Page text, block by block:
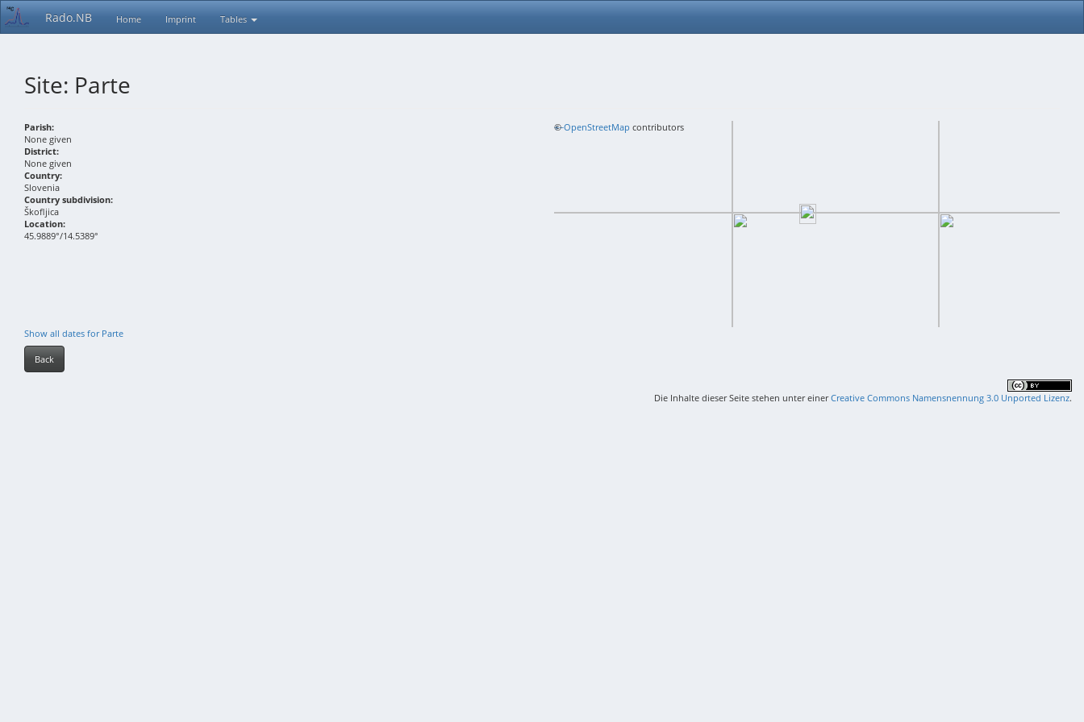
Rado.NB Home Imprint Tables
Site: Parte
Parish:
None given
District:
None given
Country:
Slovenia
Country subdivision:
Škofljica
Location:
45.9889°/14.5389°
+−
©OpenStreetMap contributors
Show all dates for Parte
Back
Die Inhalte dieser Seite stehen unter einerCreative Commons Namensnennung 3.0 Unported Lizenz.